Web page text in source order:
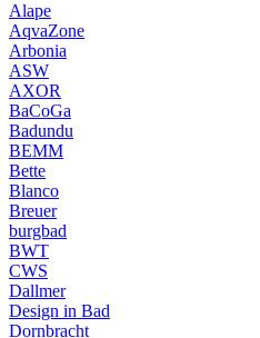
Alape
AqvaZone
Arbonia
ASW
AXOR
BaCoGa
Badundu
BEMM
Bette
Blanco
Breuer
burgbad
BWT
CWS
Dallmer
Design in Bad
Dornbracht